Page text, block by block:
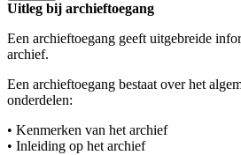
Uitleg bij archieftoegang
Een archieftoegang geeft uitgebreide
archief.
Een archieftoegang bestaat over het
onderdelen:
• Kenmerken van het archief
• Inleiding op het archief